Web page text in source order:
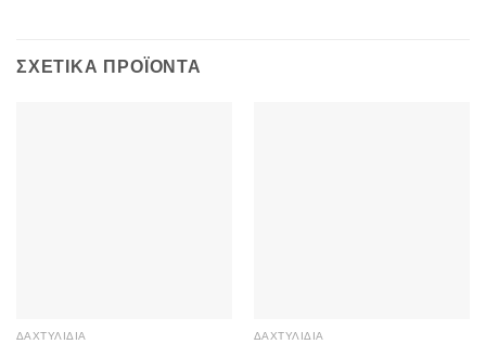
ΣΧΕΤΙΚΆ ΠΡΟΪΌΝΤΑ
ΔΑΧΤΥΛΊΔΙΑ ΔΑΧΤΥΛΊΔΙΑ